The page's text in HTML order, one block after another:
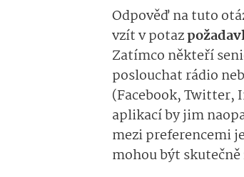
Odpověď na tuto
vzít v potaz
Zatímco někteří
poslouchat rádio
(Facebook, Twitter,
aplikací by jim
mezi preferencemi
mohou být skutečně